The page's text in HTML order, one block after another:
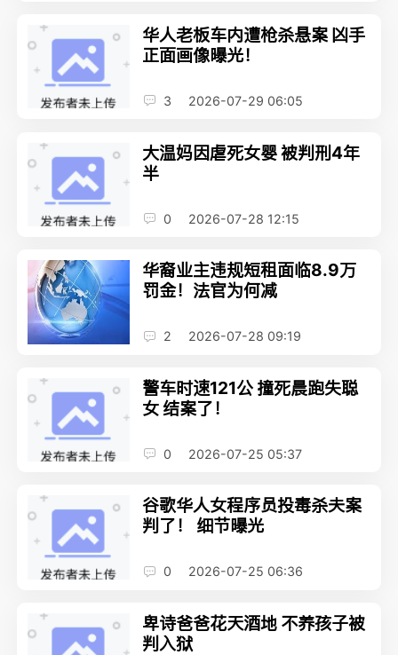
华人老板车内遭枪杀悬案 凶手
正面画像曝光！
3 2026-07-29 06:05
大温妈因虐死女婴 被判刑4年
半
0 2026-07-28 12:15
华裔业主违规短租面临8.9万
罚金！法官为何减
2 2026-07-28 09:19
警车时速121公 撞死晨跑失聪
女 结案了！
0 2026-07-25 05:37
谷歌华人女程序员投毒杀夫案
判了！ 细节曝光
0 2026-07-25 06:36
卑诗爸爸花天酒地 不养孩子被
判入狱